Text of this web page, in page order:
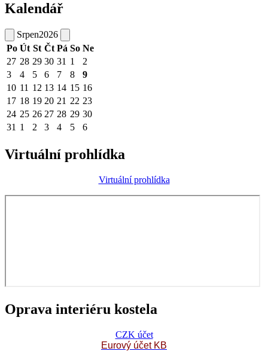
Kalendář
Srpen2026
Po Út St Čt Pá So Ne
27 28 29 30 31 1
2
3
4 5 6 7 8
9
10 11 12 13 14 15 16
17 18 19 20 21 22 23
24 25 26 27 28 29 30
31 1 2 3 4 5 6
Virtuální prohlídka
Virtuální prohlídka
Oprava interiéru kostela
CZK účet
Eurový účet KB